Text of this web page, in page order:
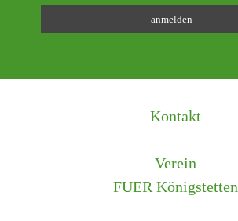
Kontakt
Verein
FUER Königstetten